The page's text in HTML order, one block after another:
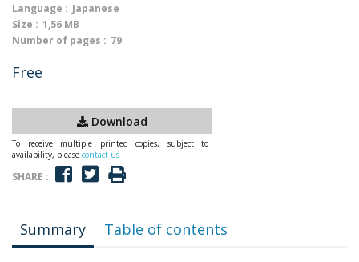
Language : Japanese
Size : 1,56 MB
Number of pages : 79
Free
Download
To receive multiple printed copies, subject to
availability, please contact us
SHARE :
Summary Table of contents